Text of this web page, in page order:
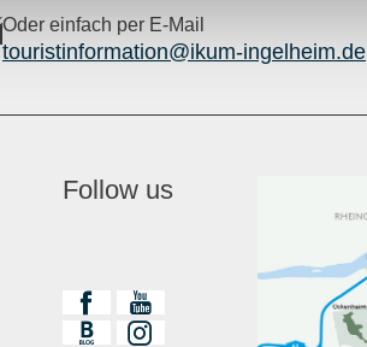
Oder einfach per E-Mail
touristinformation@ikum-ingelheim.de
Follow us